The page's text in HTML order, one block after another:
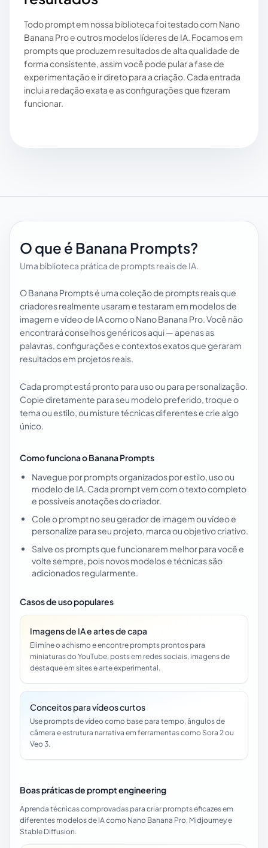
Todo prompt em nossa biblioteca foi testado com Nano
Banana Pro e outros modelos líderes de IA. Focamos em
prompts que produzem resultados de alta qualidade de
forma consistente, assim você pode pular a fase de
experimentação e ir direto para a criação. Cada entrada
inclui a redação exata e as configurações que fizeram
funcionar.
O que é Banana Prompts?
Uma biblioteca prática de prompts reais de IA.
O Banana Prompts é uma coleção de prompts reais que
criadores realmente usaram e testaram em modelos de
imagem e vídeo de IA como o Nano Banana Pro. Você não
encontrará conselhos genéricos aqui — apenas as
palavras, configurações e contextos exatos que geraram
resultados em projetos reais.
Cada prompt está pronto para uso ou para personalização.
Copie diretamente para seu modelo preferido, troque o
tema ou estilo, ou misture técnicas diferentes e crie algo
único.
Como funciona o Banana Prompts
Navegue por prompts organizados por estilo, uso ou
modelo de IA. Cada prompt vem com o texto completo
e possíveis anotações do criador.
Cole o prompt no seu gerador de imagem ou vídeo e
personalize para seu projeto, marca ou objetivo criativo.
Salve os prompts que funcionarem melhor para você e
volte sempre, pois novos modelos e técnicas são
adicionados regularmente.
Casos de uso populares
Imagens de IA e artes de capa
Elimine o achismo e encontre prompts prontos para
miniaturas do YouTube, posts em redes sociais, imagens de
destaque em sites e arte experimental.
Conceitos para vídeos curtos
Use prompts de vídeo como base para tempo, ângulos de
câmera e estrutura narrativa em ferramentas como Sora 2 ou
Veo 3.
Boas práticas de prompt engineering
Aprenda técnicas comprovadas para criar prompts eficazes em
diferentes modelos de IA como Nano Banana Pro, Midjourney e
Stable Diffusion.